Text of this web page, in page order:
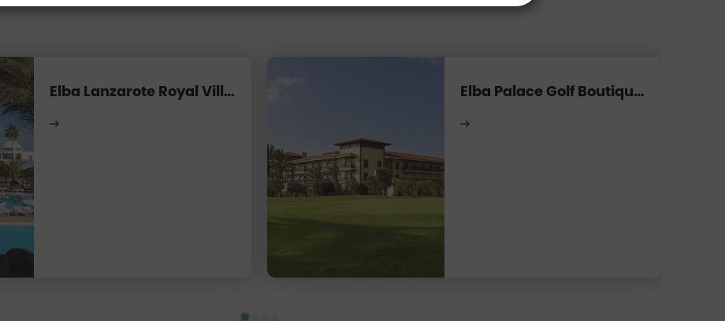
Elba Lanzarote Royal Village Resort**** Elba Palace Golf Boutique Hôtel*****